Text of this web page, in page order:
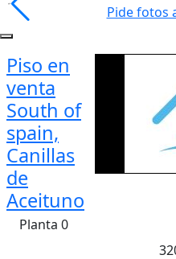
Pide fotos
Piso en
venta
South of
spain,
Canillas
de
Aceituno
Planta 0